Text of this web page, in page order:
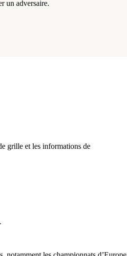
un adversaire.
grille et les informations de